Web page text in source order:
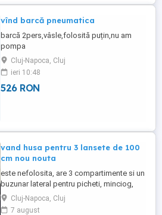
vînd barcă pneumatica
barcă 2pers,vâsle,folosită puțin,nu am
pompa
Cluj-Napoca, Cluj
ieri 10:48
526 RON
vand husa pentru 3 lansete de 100
cm nou nouta
este nefolosita, are 3 compartimente si un
buzunar lateral pentru picheti, minciog,
umbrela, etc. pretul nu este negociabil.
Cluj-Napoca, Cluj
7 august